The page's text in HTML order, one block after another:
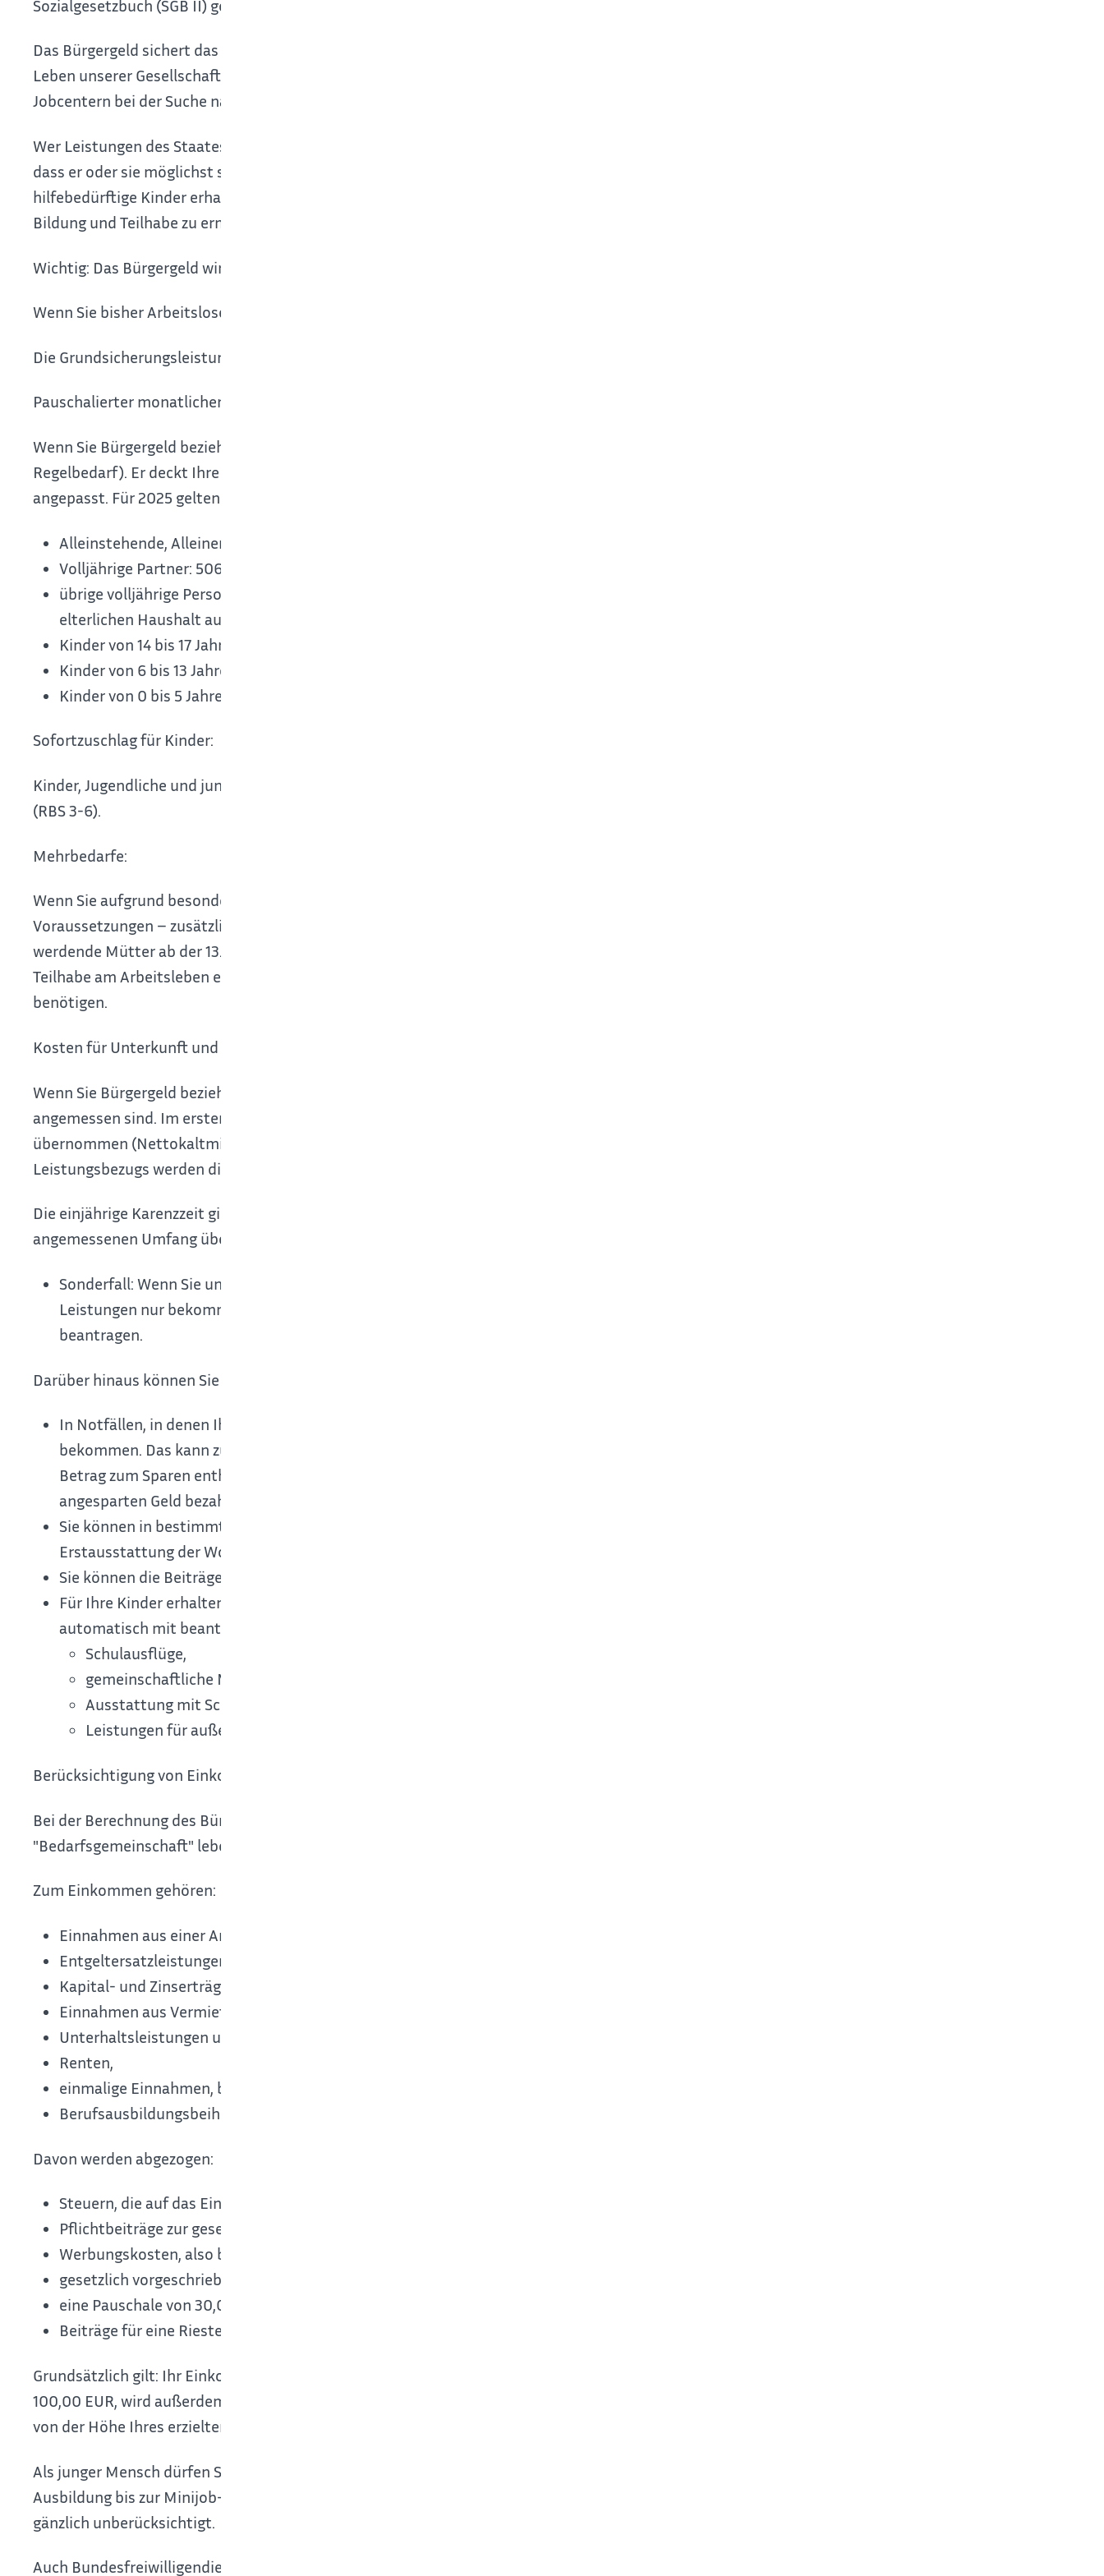
Sozialgesetzbuch (SGB II) geregelt.
Das Bürgergeld sichert das wirtschaftliche Existenzminimum und ermöglicht Ihnen die Teilhabe am kulturellen und sozialen
Leben unserer Gesellschaft. Gleichzeitig erhalten erwerbsfähige Bürgergeld-Berechtigte umfassende Unterstützung von den
Jobcentern bei der Suche nach einer Arbeit oder Qualifikationsmöglichkeiten.
Wer Leistungen des Staates, also der Steuerzahlerinnen und Steuerzahler bekommt, muss umgekehrt aktiv daran mitwirken,
dass er oder sie möglichst schnell wieder auf eigenen Beinen stehen kann. Die Jobcenter unterstützen Sie dabei. Auch
hilfebedürftige Kinder erhalten Bürgergeld und werden von den Jobcentern in den Blick genommen, um ihnen Zugang zu
Bildung und Teilhabe zu ermöglichen.
Wichtig: Das Bürgergeld wird nur auf Antrag gezahlt.
Wenn Sie bisher Arbeitslosengeld II oder Sozialgeld bezogen haben, bekommen Sie seit dem 01.01.2023 Bürgergeld.
Die Grundsicherungsleistungen werden jeden Monat im Voraus auf Ihr Konto überwiesen.
Pauschalierter monatlicher Betrag (Regelbedarf):
Wenn Sie Bürgergeld beziehen, erhalten Sie einen pauschalierten Betrag zur Sicherung Ihres Lebensunterhaltes (sogenannter
Regelbedarf). Er deckt Ihre Bedürfnisse ab, wie beispielsweise Ernährung, Kleidung und Körperpflege und wird jährlich
angepasst. Für 2025 gelten bei den Regelbedarfsstufen (RBS) folgende Beträge:
Alleinstehende, Alleinerziehende, Volljährige mit minderjährigen Partnern: 563,00 EUR (RBS 1)
Volljährige Partner: 506,00 EUR (RBS 2)
übrige volljährige Personen von 18 bis 24 Jahren und Personen unter 25 Jahren, die ohne Zusicherung des kommunalen Trägers aus dem
elterlichen Haushalt ausziehen (18 bis 24 Jahre): 451,00 EUR (RBS 3)
Kinder von 14 bis 17 Jahren: 471,00 EUR (RBS 4)
Kinder von 6 bis 13 Jahren: 390,00 EUR (RBS 5)
Kinder von 0 bis 5 Jahren: 357,00 EUR (RBS 6)
Sofortzuschlag für Kinder:
Kinder, Jugendliche und junge Erwachsene erhalten zusätzlich einen monatlichen Sofortzuschlag in Höhe von 20,00 EUR
(RBS 3-6).
Mehrbedarfe:
Wenn Sie aufgrund besonderer Situationen mehr Geld benötigen, können Sie auch dafür – bei Erfüllung der persönlichen
Voraussetzungen – zusätzliche Leistungen erhalten. Leistungen für sogenannte Mehrbedarfe erhalten beispielsweise
werdende Mütter ab der 13. Schwangerschaftswoche, Alleinerziehende, Menschen mit Behinderungen, die Leistungen zur
Teilhabe am Arbeitsleben erhalten oder Personen, die aus medizinischen Gründen eine kostenaufwändigere Ernährung
benötigen.
Kosten für Unterkunft und Heizung
Wenn Sie Bürgergeld beziehen, werden die Kosten für Ihre Unterkunft und Heizung übernommen, soweit diese Kosten
angemessen sind. Im ersten Jahr des Leistungsbezugs werden die tatsächlichen Kosten Ihrer Wohnung oder Ihres Hauses
übernommen (Nettokaltmiete), auch wenn diese nicht angemessen sind (sogenannte "Karenzzeit"). Ab dem zweiten Jahr des
Leistungsbezugs werden die Kosten nur noch übernommen, wenn sie angemessen sind.
Die einjährige Karenzzeit gilt nicht für Heizkosten. Heizkosten werden auch im ersten Jahr nicht im tatsächlichen, sondern im
angemessenen Umfang übernommen. Welche Kosten angemessen sind, hängt von dem Ort ab, in dem Sie wohnen.
Sonderfall: Wenn Sie unter 25 Jahre alt und nicht verheiratet sind und bei Ihren Eltern oder einem Elternteil ausziehen wollen, können Sie diese
Leistungen nur bekommen, wenn Sie eine sogenannte Zusicherung des Jobcenters haben. Die Zusicherung müssen Sie bei Ihrem Jobcenter
beantragen.
Darüber hinaus können Sie folgende Leistungen erhalten:
In Notfällen, in denen Ihr Lebensunterhalt gefährdet ist, können Sie auf gesonderten Antrag ein Darlehen in Form von Geld- oder Sachleistungen
bekommen. Das kann zum Beispiel sein, wenn Ihnen etwas gestohlen wurde oder etwas kaputtgegangen ist. Im Regelbedarf ist aber bereits ein
Betrag zum Sparen enthalten. Das heißt, Sie müssen Neuanschaffungen und Ersatzbeschaffungen normalerweise von dem aus dem Regelsatz
angesparten Geld bezahlen.
Sie können in bestimmten Situationen auch eine einmalige Unterstützung auf gesonderten Antrag erhalten. Beispiele dafür sind eine
Erstausstattung der Wohnung oder eine Erstausstattung bei Schwangerschaft und Geburt.
Sie können die Beiträge zu Ihrer Kranken- und Pflegeversicherung erhalten.
Für Ihre Kinder erhalten Sie Leistungen für "Bildung und Teilhabe am sozialen und kulturellen Leben" (BuT). Diese werden mit dem Hauptantrag
automatisch mit beantragt, beispielsweise für
Schulausflüge,
gemeinschaftliche Mittagsverpflegung,
Ausstattung mit Schulbedarf (2x jährlich) oder
Leistungen für außerschulische Lernförderung (Nachhilfe).
Berücksichtigung von Einkommen und Vermögen
Bei der Berechnung des Bürgergeldes wird Ihr Einkommen und Vermögen und das aller Personen, mit denen Sie in einer
"Bedarfsgemeinschaft" leben, berücksichtigt, denn Bürgergeld können Sie nur erhalten, wenn Sie hilfebedürftig sind.
Zum Einkommen gehören:
Einnahmen aus einer Arbeit (auch von Selbständigen),
Entgeltersatzleistungen wie Arbeitslosengeld von der Agentur für Arbeit, Elterngeld oder Krankengeld,
Kapital- und Zinserträge sowie Einnahmen aus Aktienbesitz, soweit sie 100,00 EUR überschreiten,
Einnahmen aus Vermietung und Verpachtung, Land- und Forstwirtschaft,
Unterhaltsleistungen und Kindergeld,
Renten,
einmalige Einnahmen, beispielsweise Steuererstattungen oder Erbschaften (nur noch bis 30.06.2023) und
Berufsausbildungsbeihilfe, Ausbildungsgeld, BAföG.
Davon werden abgezogen:
Steuern, die auf das Einkommen entfallen (beispielsweise Lohnsteuer und Einkommensteuer).
Pflichtbeiträge zur gesetzlichen Sozialversicherung (beispielsweise Krankenversicherung, Pflegeversicherung, Rentenversicherung)
Werbungskosten, also bestimmte Kosten, die die Ausübung Ihres Berufs verursacht,
gesetzlich vorgeschriebene Versicherungen (beispielsweise Kfz-Haftpflicht),
eine Pauschale von 30,00 EUR pro Monat für private Versicherungen, beispielsweise eine Hausratversicherung und
Beiträge für eine Riester-Rente.
Grundsätzlich gilt: Ihr Einkommen bis 100,00 EUR wird nicht berücksichtigt (Absetzbetrag). Haben Sie Einkommen über
100,00 EUR, wird außerdem ein weiterer, bestimmter Betrag nicht berücksichtigt (sogenannter Freibetrag). Dieser Betrag ist
von der Höhe Ihres erzielten Bruttoeinkommens abhängig.
Als junger Mensch dürfen Sie das Einkommen aus Schüler- und Studierendenjobs und das Einkommen aus einer beruflichen
Ausbildung bis zur Minijob-Grenze (derzeit 520,00 EUR) behalten. Ihr Einkommen aus Schülerjobs in den Ferien bleibt
gänzlich unberücksichtigt.
Auch Bundesfreiwilligendienst- und FSJ-Leistende profitieren von erhöhten Freibeträgen genauso wie junge Menschen in